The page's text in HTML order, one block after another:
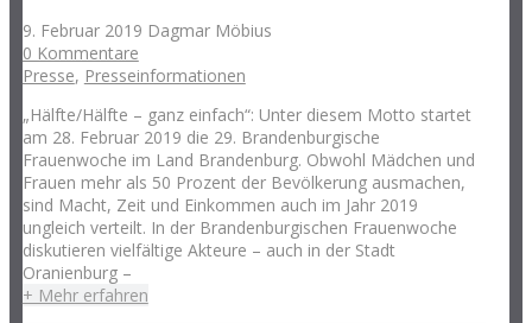
9. Februar 2019 Dagmar Möbius
0 Kommentare
Presse, Presseinformationen
„Hälfte/Hälfte – ganz einfach“: Unter diesem Motto startet
am 28. Februar 2019 die 29. Brandenburgische
Frauenwoche im Land Brandenburg. Obwohl Mädchen und
Frauen mehr als 50 Prozent der Bevölkerung ausmachen,
sind Macht, Zeit und Einkommen auch im Jahr 2019
ungleich verteilt. In der Brandenburgischen Frauenwoche
diskutieren vielfältige Akteure – auch in der Stadt
Oranienburg –
+ Mehr erfahren